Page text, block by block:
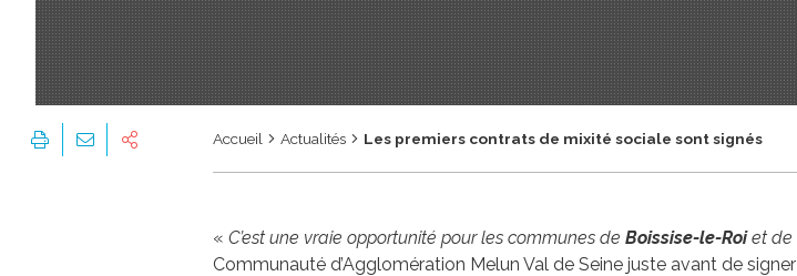
Accueil Actualités Les premiers contrats de mixité sociale sont signés
« C’est une vraie opportunité pour les communes de Boissise-le-Roiet de
Communauté d’Agglomération Melun Val de Seine juste avant de signer